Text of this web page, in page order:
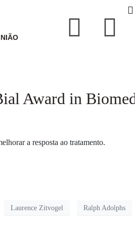
Award in
a resposta ao tratamento.
Laurence Zitvogel Ralph Adolphs